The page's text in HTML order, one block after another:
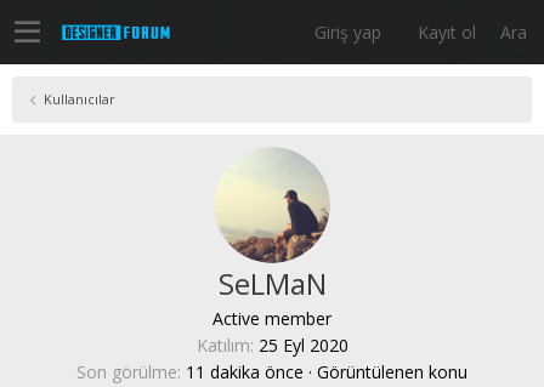
Giriş yap Kayıt ol Ara
Kullanıcılar
SeLMaN
Active member
Katılım 25 Eyl 2020
Son görülme 11 dakika önce · Görüntülenen konu